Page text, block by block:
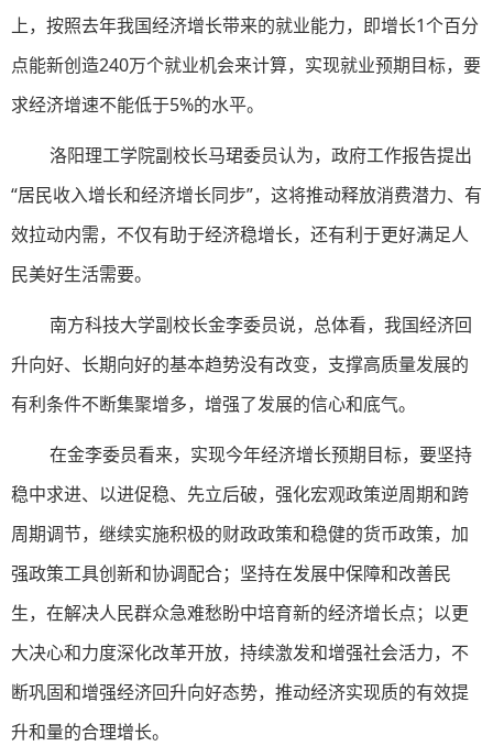
上，按照去年我国经济增长带来的就业能力，即增长1个百分
点能新创造240万个就业机会来计算，实现就业预期目标，要
求经济增速不能低于5%的水平。
洛阳理工学院副校长马珺委员认为，政府工作报告提出
“居民收入增长和经济增长同步”，这将推动释放消费潜力、有
效拉动内需，不仅有助于经济稳增长，还有利于更好满足人
民美好生活需要。
南方科技大学副校长金李委员说，总体看，我国经济回
升向好、长期向好的基本趋势没有改变，支撑高质量发展的
有利条件不断集聚增多，增强了发展的信心和底气。
在金李委员看来，实现今年经济增长预期目标，要坚持
稳中求进、以进促稳、先立后破，强化宏观政策逆周期和跨
周期调节，继续实施积极的财政政策和稳健的货币政策，加
强政策工具创新和协调配合；坚持在发展中保障和改善民
生，在解决人民群众急难愁盼中培育新的经济增长点；以更
大决心和力度深化改革开放，持续激发和增强社会活力，不
断巩固和增强经济回升向好态势，推动经济实现质的有效提
升和量的合理增长。